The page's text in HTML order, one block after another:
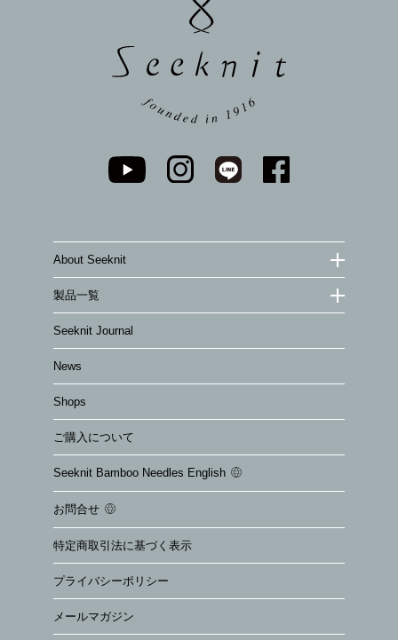
About Seeknit
製品一覧
Seeknit Journal
News
Shops
ご購入について
Seeknit Bamboo Needles English
お問合せ
特定商取引法に基づく表示
プライバシーポリシー
メールマガジン